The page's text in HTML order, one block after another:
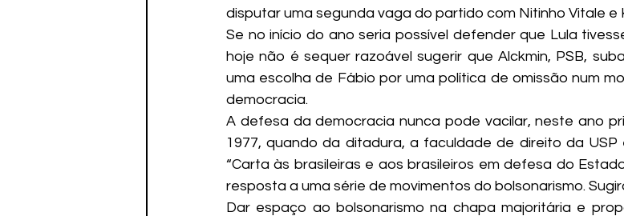
disputar uma segunda vaga do partido com Nitinho Vitale e
Se no início do ano seria possível defender que Lula
hoje não é sequer razoável sugerir que Alckmin, PSB,
uma escolha de Fábio por uma política de omissão num
democracia.
A defesa da democracia nunca pode vacilar, neste ano
1977, quando da ditadura, a faculdade de direito da
“Carta às brasileiras e aos brasileiros em defesa do
resposta a uma série de movimentos do bolsonarismo.
Dar espaço ao bolsonarismo na chapa majoritária e